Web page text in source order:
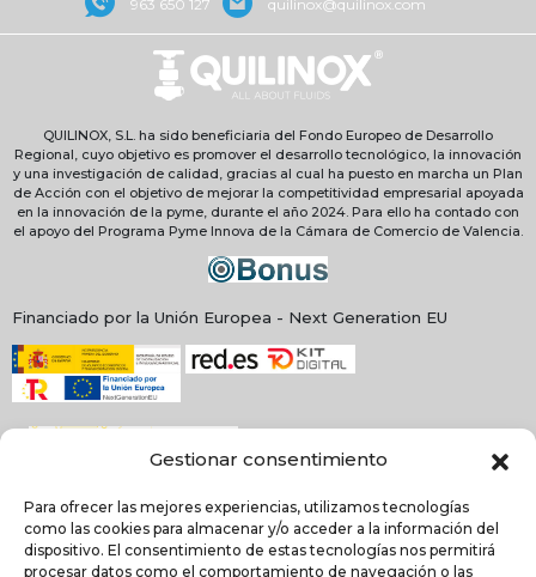
Gestionar consentimiento
Para ofrecer las mejores experiencias, utilizamos tecnologías
como las cookies para almacenar y/o acceder a la información del
dispositivo. El consentimiento de estas tecnologías nos permitirá
procesar datos como el comportamiento de navegación o las
963 650 127 quilinox@quilinox.com
QUILINOX, S.L. ha sido beneficiaria del Fondo Europeo de Desarrollo
Regional, cuyo objetivo es promover el desarrollo tecnológico, la innovación
y una investigación de calidad, gracias al cual ha puesto en marcha un Plan
de Acción con el objetivo de mejorar la competitividad empresarial apoyada
en la innovación de la pyme, durante el año 2024. Para ello ha contado con
el apoyo del Programa Pyme Innova de la Cámara de Comercio de Valencia.
Financiado por la Unión Europea - Next Generation EU